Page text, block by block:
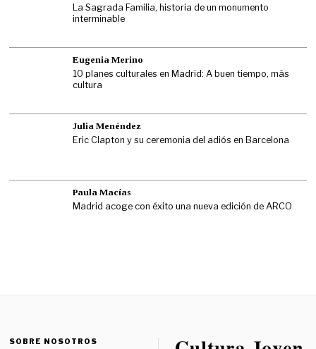
La Sagrada Familia, historia de un monumento
interminable
Eugenia Merino
10 planes culturales en Madrid: A buen tiempo, más
cultura
Julia Menéndez
Eric Clapton y su ceremonia del adiós en Barcelona
Paula Macías
Madrid acoge con éxito una nueva edición de ARCO
SOBRE NOSOTROS